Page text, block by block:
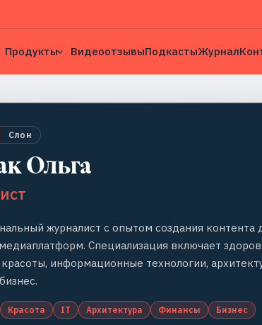
Продукты ВидеоотзывыПодкастыЖурнал
Слон
Ольга
журналист с опытом создания контента
Специализация включает
информационные технологии,
Красота IT Архитектура Финансы Бизнес